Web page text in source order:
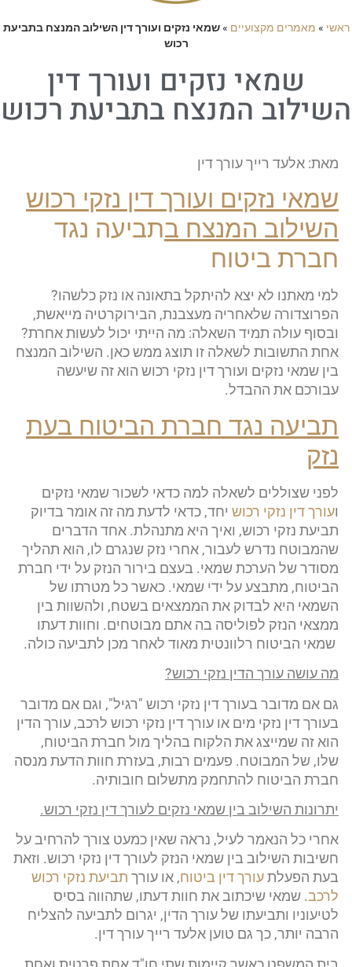
ראשי » מאמרים מקצועיים »שמאי נזקים ועורך דין השילוב המנצח בתביעת
רכוש
שמאי נזקים ועורך דין
השילוב המנצח בתביעת רכוש
מאת: אלעד רייך עורך דין
שמאי נזקים ועורך דין נזקי רכוש
השילוב המנצח בתביעה נגד
חברת ביטוח
למי מאתנו לא יצא להיתקל בתאונה או נזק כלשהו?
הפרוצדורה שלאחריה מעצבנת, הבירוקרטיה מייאשת,
ובסוף עולה תמיד השאלה: מה הייתי יכול לעשות אחרת?
אחת התשובות לשאלה זו תוצג ממש כאן. השילוב המנצח
בין שמאי נזקים ועורך דין נזקי רכוש הוא זה שיעשה
עבורכם את ההבדל.
תביעה נגד חברת הביטוח בעת
נזק
לפני שצוללים לשאלה למה כדאי לשכור שמאי נזקים
ועורך דין נזקי רכוש יחד, כדאי לדעת מה זה אומר בדיוק
תביעת נזקי רכוש, ואיך היא מתנהלת. אחד הדברים
שהמבוטח נדרש לעבור, אחרי נזק שנגרם לו, הוא תהליך
מסודר של הערכת שמאי. בעצם בירור הנזק על ידי חברת
הביטוח, מתבצע על ידי שמאי. כאשר כל מטרתו של
השמאי היא לבדוק את הממצאים בשטח, ולהשוות בין
ממצאי הנזק לפוליסה בה אתם מבוטחים. וחוות דעתו
שמאי הביטוח רלוונטית מאוד לאחר מכן לתביעה כולה.
מה עושה עורך הדין נזקי רכוש?
גם אם מדובר בעורך דין נזקי רכוש "רגיל", וגם אם מדובר
בעורך דין נזקי מים או עורך דין נזקי רכוש לרכב, עורך הדין
הוא זה שמייצג את הלקוח בהליך מול חברת הביטוח,
שלו, של המבוטח. פעמים רבות, בעזרת חוות הדעת מנסה
חברת הביטוח להתחמק מתשלום חובותיה.
יתרונות השילוב בין שמאי נזקים לעורך דין נזקי רכוש.
אחרי כל הנאמר לעיל, נראה שאין כמעט צורך להרחיב על
חשיבות השילוב בין שמאי הנזק לעורך דין נזקי רכוש. וזאת
בעת הפעלתעורך דין ביטוח, או עורך תביעת נזקי רכוש
לרכב. שמאי שיכתוב את חוות דעתו, שתהווה בסיס
לטיעוניו ותביעתו של עורך הדין, יגרום לתביעה להצליח
הרבה יותר, כך גם טוען אלעד רייך עורך דין.